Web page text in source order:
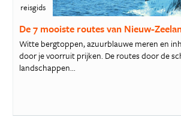
reisgids
De 7 mooiste routes van Nieuw-
Witte bergtoppen, azuurblauwe meren en
door je voorruit prijken. De routes door de
landschappen...